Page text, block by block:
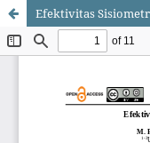
Efektivitas